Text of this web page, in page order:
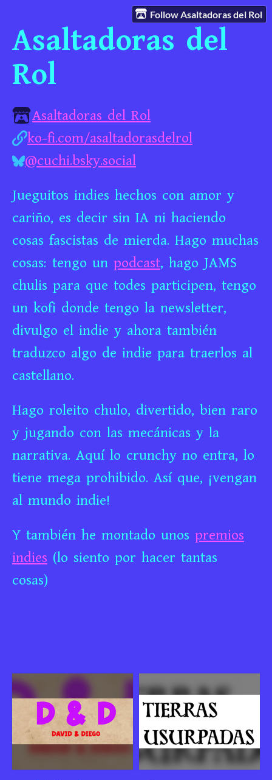
Follow Asaltadoras del Rol
Asaltadoras del
Rol
Asaltadoras del Rol
ko-fi.com/asaltadorasdelrol
@cuchi.bsky.social
Jueguitos indies hechos con amor y
cariño, es decir sin IA ni haciendo
cosas fascistas de mierda. Hago muchas
cosas: tengo un podcast, hago JAMS
chulis para que todes participen, tengo
un kofi donde tengo la newsletter,
divulgo el indie y ahora también
traduzco algo de indie para traerlos al
castellano.
Hago roleito chulo, divertido, bien raro
y jugando con las mecánicas y la
narrativa. Aquí lo crunchy no entra, lo
tiene mega prohibido. Así que, ¡vengan
al mundo indie!
Y también he montado unos premios
indies (lo siento por hacer tantas
cosas)